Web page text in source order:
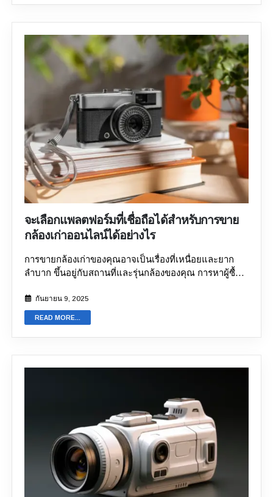
ที่ไม่ดีเป็นความผิดพลาดสำคัญที่อาจลดความสนใจใน
ประกาศขายของคุณลงได้อย่างมาก ที่น่าขันคือช่างภาพ
หลายคนมักจะถ่ายภาพด้วยกล้องได้ไม่ดีนักเมื่อลงประกาศ
ขาย นั่นจึงเป็นเหตุผลว่าทำไมภาพถ่ายจึงบ่งชี้ว่าตัวอุปกรณ์
เองอาจไม่ได้มาตรฐาน การขายกล้องมือสองออนไลน์
จำเป็นต้องมีภาพคุณภาพสูงและคำอธิบายอุปกรณ์ของคุณ
อย่างละเอียดและชัดเจน นอกจากนี้ ควรถ่ายภาพที่สว่าง
และชัดเจนจากหลากหลายมุมที่แสดงให้เห็นทั้งสภาพ
ภายนอกและการใช้งานของกล้อง ถ่ายภาพระยะใกล้เพื่อดู
รอยสึกหรอ รอยขีดข่วน หรือตำหนิต่างๆ ข้อผิดพลาดใน
การนำเสนออีกประการหนึ่งคือการไม่เช็ดทำความสะอาด
อุปกรณ์ของคุณให้สะอาดก่อนถ่ายภาพ รอยนิ้วมือ คราบ
สกปรก และฝุ่นบนเลนส์หรือตัวกล้องทำให้ภาพดูไม่ดี กล้อง
ที่ดูแลรักษาอย่างดีและสะอาดแสดงว่าเจ้าของได้ดูแล
อุปกรณ์ให้อยู่ในสภาพดี ซึ่งอาจทำให้ราคาสูงขึ้น รายการ
สินค้าที่ไม่ครบถ้วนหรือคลุมเครือก็เป็นข้อผิดพลาดที่พบ
บ่อยอีกประการหนึ่ง เมื่อตัดสินใจ
อยู่กับแพลตฟอร์มการขายกล้อง คุณอาจได้รับบริการรับ
สินค้าฟรีและสิทธิประโยชน์เพิ่มเติมอื่น ๆ ซึ่งสิ่งเหล่านี้ไม่
สามารถทำได้ในแบบออฟไลน์ เนื่องจากคุณต้องเจรจากับ
ผู้ซื้อด้วยเงื่อนไขของพวกเขาเอง ในบล็อกนี้ เราจะเจาะลึก
และสำรวจว่าทำไมแพลตฟอร์มการขายกล้องออนไลน์ถึง
ได้รับความนิยมมากขึ้นทำไมการขายกล้องมือสอง
ออนไลน์ถึงปลอดภัยกว่า? การขายกล้องมือสองแบบออฟ
ไลน์เกี่ยวข้องกับการติดต่อผู้ซื้อโดยตรงและพบกันตาม
เงื่อนไขของพวกเขา ซึ่งก่อให้เกิดความกังวลด้านความ
ปลอดภัยและยังไม่น่าเชื่อถือ เนื่องจากไม่มีหน่วยงานกลาง
คอยกำกับดูแลการทำธุรกรรม ในทางตรงกันข้าม ร้าน
กล้องมือสองที่ได้รับการรับรองและเชื่อถือได้จะมอบสภาพ
แวดล้อมที่ปลอดภัยกว่าในการขายอุปกรณ์ของคุณ
ประเด็นสำคัญมีดังนี้:1. ได้รับเงินทันทีผ่านช่องทางที่
ปลอดภัย แพลตฟอร์มออนไลน์ที่น่าเชื่อถือจะจ่ายเงินให้
คุณทันทีที่สถานที่รับ หลังจากตรวจสอบคุณภาพแล้ว
นอกจากนี้การชำระเงินจะทำผ่านช่องทางทางการ และคุณ
ยังสามารถเลือกการจ่ายเงินสดได้2. การซื้อขายที่ยืนยัน
กับ ร้านขายกล้องมือสอง ออนไลน์ คุณจะได้รับใบเสร็จการ
ทำธุรกรรมที่ถูกต้อง ซึ่งสามารถใช้เป็นหลักฐานการซื้อขาย
ยืนยันเอกสารที่ถูกต้อง ในฐานะผู้ขาย เอกสารของคุณจะถูก
ตรวจสอบก่อนที่จะดำเนินการซื้อกล้อง ซึ่งเพิ่มความ
กล้องอย่างโปร่งใส การขายกล้องบนแพลตฟอร์มออนไลน์
ช่วยป้องกันการถูกหลอกและยังได้ราคาที่ดีที่สุดจากการ
ให้กรอกข้อมูลทั้งหมดเกี่ยวกับอุปกรณ์ของคุณ ยิ่งสภาพ
กล้องดีเท่าไร คุณก็จะได้ราคาสูงขึ้น 5. เลือกสถานที่นัดรับ
แพลตฟอร์มออนไลน์ที่เชื่อถือได้ คุณสามารถเลือกสถานที่
นัดรับอุปกรณ์ได้หลังจากตกลงราคากันแล้ว จะเป็นที่บ้าน
ที่พักชั่วคราว ที่ทำงาน หรือที่ใดก็ได้ตามสะดวกลงขาย
กล้องได้ภายในไม่กี่นาทีผ่านร้านค้าออนไลน์ อินเทอร์เน็ต
ขึ้นชื่อเรื่องความรวดเร็ว เช่นเดียวกับร้านกล้องมือสอง
จะเลือกแพลตฟอร์มที่เชื่อถือได้สำหรับการขาย
กล้องเก่าออนไลน์ได้อย่างไร
การขายกล้องเก่าของคุณอาจเป็นเรื่องที่เหนื่อยและยาก
ลำบาก ขึ้นอยู่กับสถานที่และรุ่นกล้องของคุณ การหาผู้ซื้อที่
นั้น เจ้าของกล้องจึงหันมาใช้แพลตฟอร์มออนไลน์เพื่อขาย
กล้องเก่า การทำเช่นนี้มอบความสะดวกสบายและความ
เชื่อมั่นว่าจะได้รับราคาที่ยุติธรรม อย่างไรก็ตาม คุณต้อง
เลือกแพลตฟอร์มที่เชื่อถือได้และเชื่อถือได้เพื่อให้ได้รับ
ประโยชน์ทั้งหมดนี้ ด้วยผลการค้นหามากมายสำหรับ "ขาย
กล้องใกล้ฉัน" การเลือกแพลตฟอร์มที่เหมาะสมอาจเป็น
จะสำรวจแง่มุมต่างๆ ของแพลตฟอร์มออนไลน์เหล่านี้ เพื่อ
ช่วยคุณเลือกแพลตฟอร์มที่เชื่อถือได้ คุณสมบัติของ
แพลตฟอร์มขายกล้องออนไลน์ที่น่าเชื่อถือ คุณสมบัติหรือ
ลักษณะเฉพาะหลายประการทำให้แพลตฟอร์มขายกล้อง
ออนไลน์ที่น่าเชื่อถือแตกต่างจากแพลตฟอร์มทั่วไป การ
เรียนรู้เกี่ยวกับคุณสมบัติเหล่านี้จะช่วยให้คุณตัดสินใจขาย
กล้องออนไลน์ได้อย่างชาญฉลาด ลองมาดูคุณสมบัติเหล่า
กันยายน 9, 2025
READ MORE...